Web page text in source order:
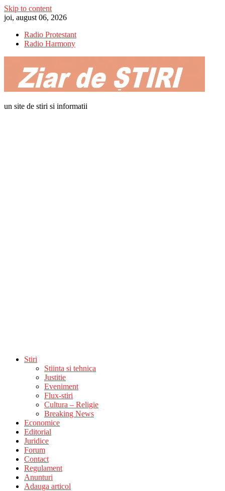
Skip to content
joi, august 06, 2026
Radio Protestant
Radio Harmony
un site de stiri si informatii
Stiri
Stiinta si tehnica
Justitie
Eveniment
Flux-stiri
Cultura – Religie
Breaking News
Economice
Editorial
Juridice
Forum
Contact
Regulament
Anunturi
Adauga articol